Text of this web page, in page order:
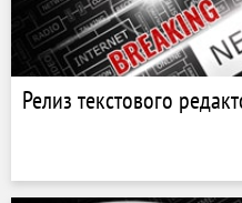
Релиз текстового